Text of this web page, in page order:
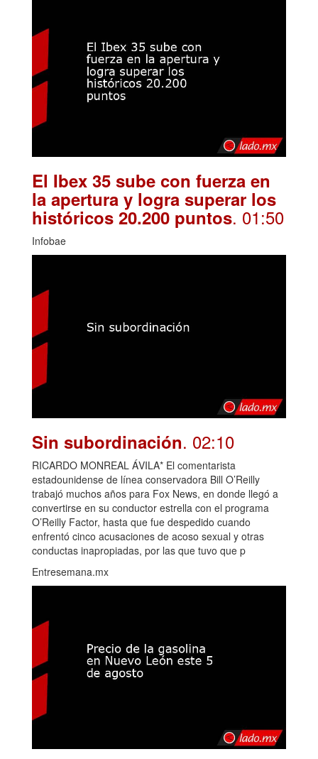
El Ibex 35 sube con fuerza en
la apertura y logra superar los
históricos 20.200 puntos. 01:50
Infobae
Sin subordinación. 02:10
RICARDO MONREAL ÁVILA* El comentarista
estadounidense de línea conservadora Bill O’Reilly
trabajó muchos años para Fox News, en donde llegó a
convertirse en su conductor estrella con el programa
O’Reilly Factor, hasta que fue despedido cuando
enfrentó cinco acusaciones de acoso sexual y otras
conductas inapropiadas, por las que tuvo que p
Entresemana.mx